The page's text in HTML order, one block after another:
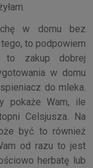
w domu bez
to podpowiem
to zakup dobrej
w domu
do mleka.
pokaże Wam, ile
Celsjusza. Na
być to również
od razu to jest
herbatę lub